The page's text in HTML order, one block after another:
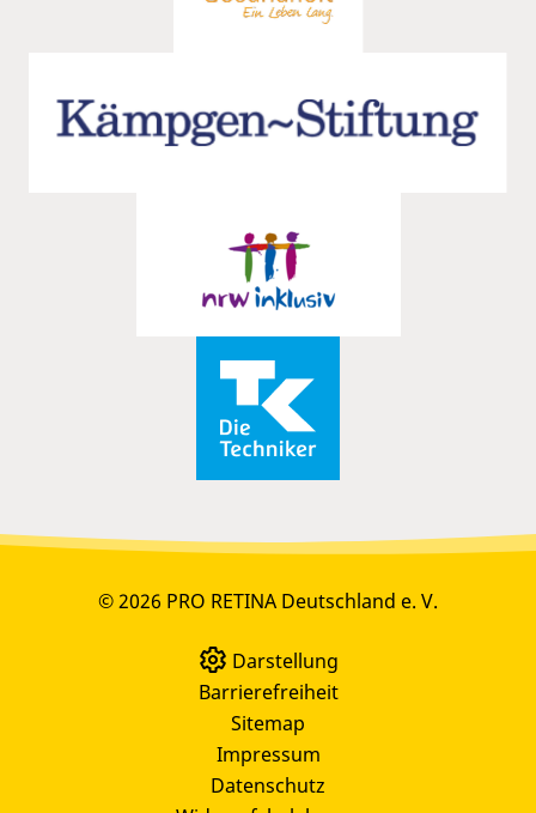
© 2026 PRO RETINA Deutschland e. V.
Darstellung
Barrierefreiheit
Sitemap
Impressum
Datenschutz